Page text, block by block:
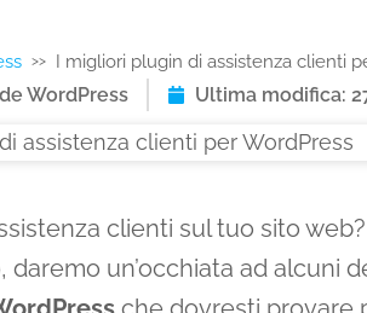
>> I migliori plugin di assistenza clienti
WordPress Ultima modifica:
clienti sul tuo sito
un’occhiata ad alcuni